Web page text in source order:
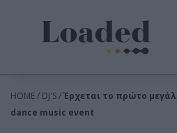
HOME / DJ'S /Έρχεται το πρώτο
dance music event